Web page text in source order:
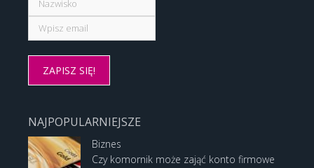
NAJPOPULARNIEJSZE
Biznes
Czy komornik może zająć konto firmowe